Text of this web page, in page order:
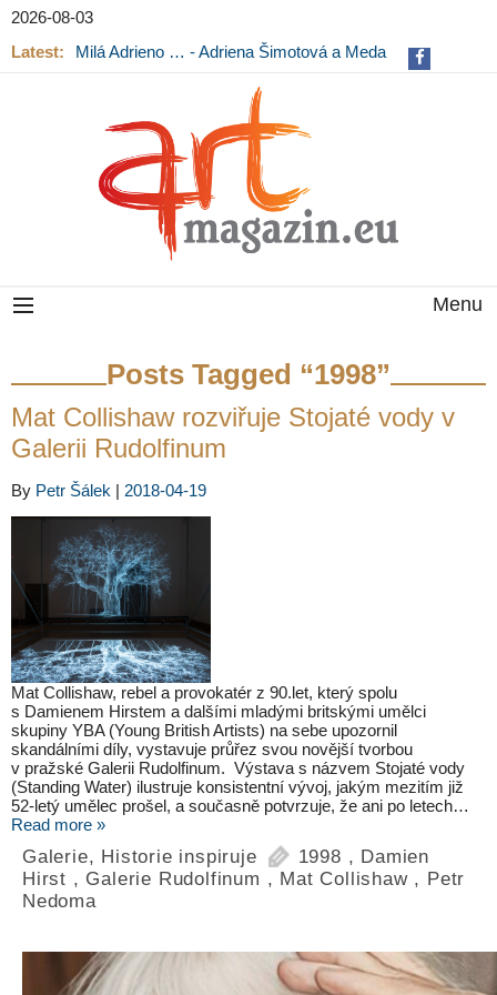
2026-08-03
Latest:
Milá Adrieno … - Adriena Šimotová a Meda
Menu
Posts Tagged “1998”
Mat Collishaw rozviřuje Stojaté vody v
Galerii Rudolfinum
By Petr Šálek | 2018-04-19
Mat Collishaw, rebel a provokatér z 90.let, který spolu
s Damienem Hirstem a dalšími mladými britskými umělci
skupiny YBA (Young British Artists) na sebe upozornil
skandálními díly, vystavuje průřez svou novější tvorbou
v pražské Galerii Rudolfinum. Výstava s názvem Stojaté vody
(Standing Water) ilustruje konsistentní vývoj, jakým mezitím již
52-letý umělec prošel, a současně potvrzuje, že ani po letech…
Read more »
Galerie, Historie inspiruje 1998 , Damien
Hirst , Galerie Rudolfinum , Mat Collishaw, Petr
Nedoma